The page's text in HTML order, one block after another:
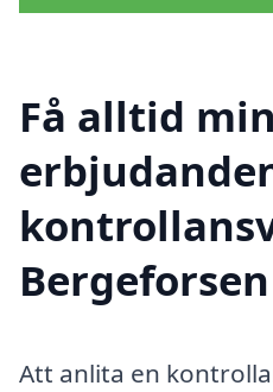
Få alltid
Bergeforsen
Att anlita en